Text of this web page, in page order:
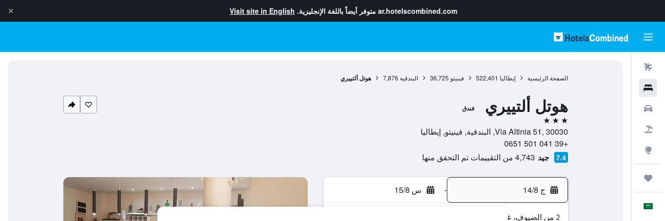
ar.hotelscombined.com متوفر أيضاً باللغة الإنجليزية. Visit site in English
الصفحة الرئيسية إيطاليا 522,401 فينيتو 36,725 البندقية 7,876 هوتل ألتييري
هوتل ألتييري فندق
3 نجوم
Via Altinia 51, 30030, البندقية, فينيتو, إيطاليا
+39 041 501 0651
7.4 جيد 4,743 من التقييمات تم التحقق منها
ج 14/8 - س 15/8
2 من الضيوف، غرفة واحدة